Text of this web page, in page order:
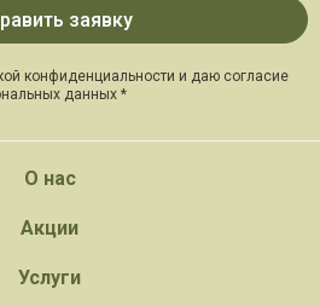
конфиденциальности и даю согласие
данных *
О нас
Акции
Услуги